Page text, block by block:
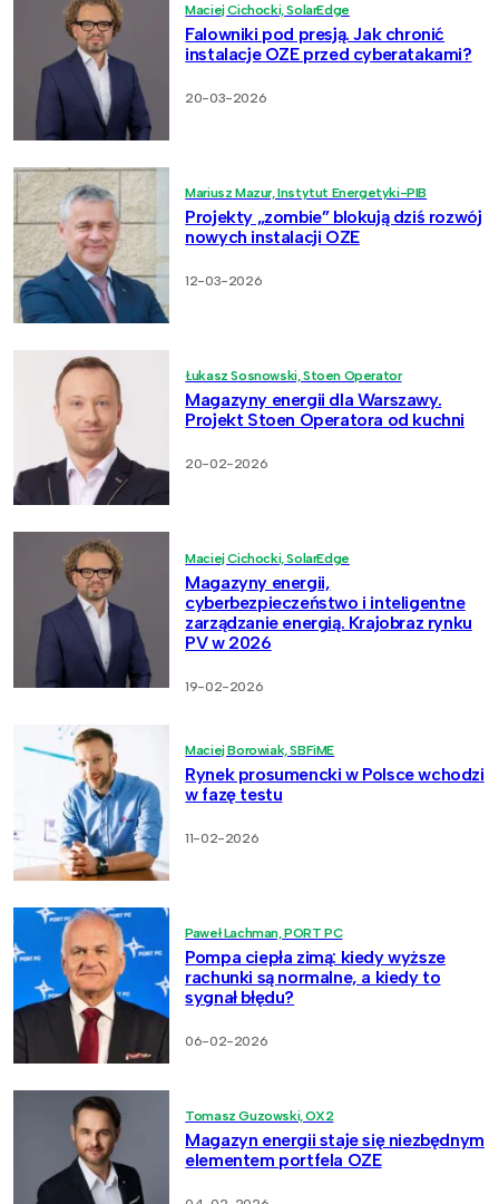
Maciej Cichocki, SolarEdge
Falowniki pod presją. Jak chronić
instalacje OZE przed cyberatakami?
20-03-2026
Mariusz Mazur, Instytut Energetyki-PIB
Projekty „zombie” blokują dziś rozwój
nowych instalacji OZE
12-03-2026
Łukasz Sosnowski, Stoen Operator
Magazyny energii dla Warszawy.
Projekt Stoen Operatora od kuchni
20-02-2026
Maciej Cichocki, SolarEdge
Magazyny energii,
cyberbezpieczeństwo i inteligentne
zarządzanie energią. Krajobraz rynku
PV w 2026
19-02-2026
Maciej Borowiak, SBFiME
Rynek prosumencki w Polsce wchodzi
w fazę testu
11-02-2026
Paweł Lachman, PORT PC
Pompa ciepła zimą: kiedy wyższe
rachunki są normalne, a kiedy to
sygnał błędu?
06-02-2026
Tomasz Guzowski, OX2
Magazyn energii staje się niezbędnym
elementem portfela OZE